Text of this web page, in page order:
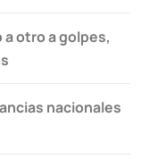
otro a golpes,
nacionales